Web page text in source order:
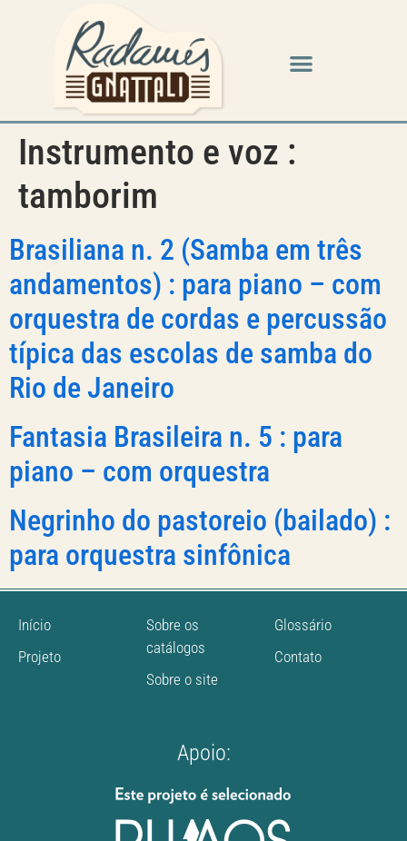
Instrumento e voz :
tamborim
Brasiliana n. 2 (Samba em três
andamentos) : para piano – com
orquestra de cordas e percussão
típica das escolas de samba do
Rio de Janeiro
Fantasia Brasileira n. 5 : para
piano – com orquestra
Negrinho do pastoreio (bailado) :
para orquestra sinfônica
Início
Projeto
Sobre os
catálogos
Sobre o site
Glossário
Contato
Apoio: